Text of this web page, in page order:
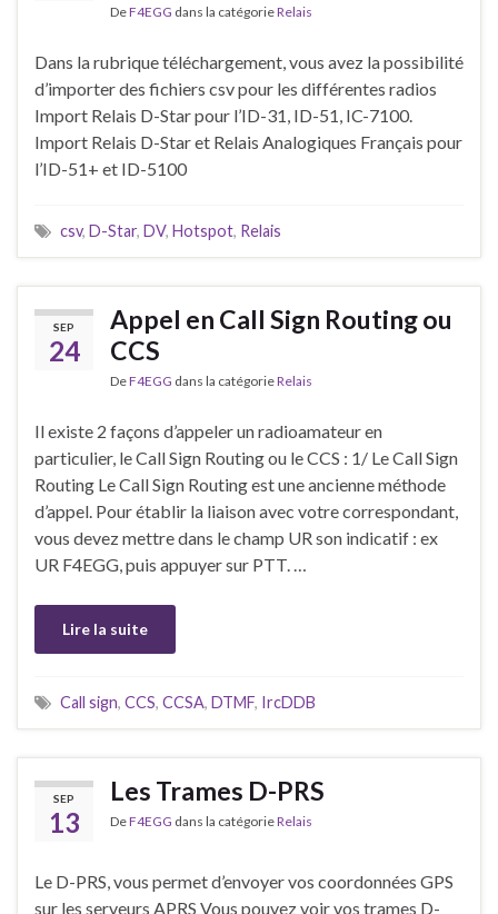
DeF4EGG dans la catégorieRelais
Dans la rubrique téléchargement, vous avez la possibilité
d’importer des fichiers csv pour les différentes radios
Import Relais D-Star pour l’ID-31, ID-51, IC-7100.
Import Relais D-Star et Relais Analogiques Français pour
l’ID-51+ et ID-5100
csv, D-Star, DV, Hotspot, Relais
SEP
24
Appel en Call Sign Routing ou
CCS
DeF4EGG dans la catégorieRelais
Il existe 2 façons d’appeler un radioamateur en
particulier, le Call Sign Routing ou le CCS : 1/ Le Call Sign
Routing Le Call Sign Routing est une ancienne méthode
d’appel. Pour établir la liaison avec votre correspondant,
vous devez mettre dans le champ UR son indicatif : ex
UR F4EGG, puis appuyer sur PTT. …
Lire la suite
Call sign, CCS, CCSA, DTMF, IrcDDB
SEP
13
Les Trames D-PRS
DeF4EGG dans la catégorieRelais
Le D-PRS, vous permet d’envoyer vos coordonnées GPS
sur les serveurs APRS Vous pouvez voir vos trames D-